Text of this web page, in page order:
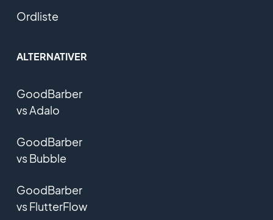
Ordliste
ALTERNATIVER
GoodBarber
vs Adalo
GoodBarber
vs Bubble
GoodBarber
vs FlutterFlow